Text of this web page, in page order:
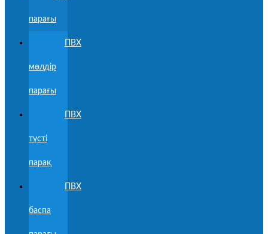
парағы
ПВХ
мөлдір
парағы
ПВХ
түсті
парақ
ПВХ
баспа